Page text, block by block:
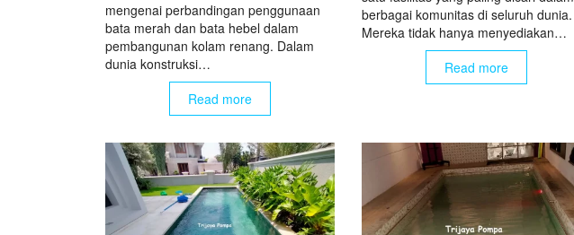
mengenai perbandingan penggunaan
bata merah dan bata hebel dalam
pembangunan kolam renang. Dalam
dunia konstruksi…
Read more
berbagai komunitas di seluruh dunia.
Mereka tidak hanya menyediakan…
Read more